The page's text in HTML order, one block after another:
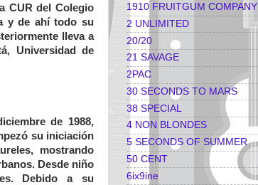
CUR del Colegio
y de ahí todo su
lleva a
Universidad de
de 1988,
su iniciación
mostrando
Desde niño
Debido a su
1910 FRUITGUM COMPANY
2 UNLIMITED
20/20
21 SAVAGE
2PAC
30 SECONDS TO MARS
38 SPECIAL
4 NON BLONDES
5 SECONDS OF SUMMER
50 CENT
6ix9ine